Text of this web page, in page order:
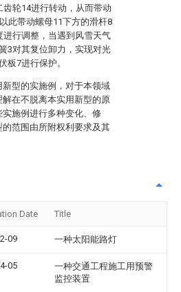
轮14进行转动，从而带动
此带动螺母11下方的滑杆8
行调整，当遇到风雪天气
3对其复位卸力，实现对光
板7进行保护。
型的实施例，对于本领域
在不脱离本实用新型的原
施例进行多种变化、修
范围由所附权利要求及其
Date Title
09 一种太阳能路灯
05
一种交通工程施工用预警
监控装置